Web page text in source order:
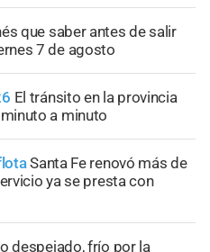
que saber antes de salir
7 de agosto
El tránsito en la provincia
a minuto
Santa Fe renovó más de
ya se presta con
despejado, frío por la